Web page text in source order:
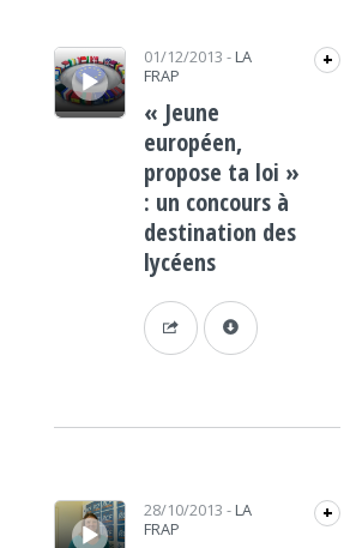
Lecteur audio 01/12/2013 - LA
FRAP
+
« Jeune
européen,
propose ta loi »
: un concours à
destination des
lycéens
Lecteur audio 28/10/2013 - LA
FRAP
+